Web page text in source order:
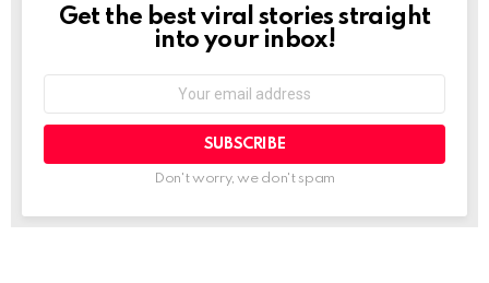
NEWSLETTER
Get the best viral stories straight
into your inbox!
Don't worry, we don't spam